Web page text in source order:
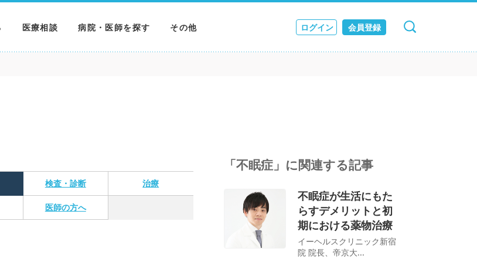
医療相談 病院・医師を探す
病院を探す
その他
MNニュース
ログイン 会員登録
検索 キャンセル
検査・診断 治療
医師の方へ
「不眠症」に関連する記事
不眠症が生活にもた
らすデメリットと初
期における薬物治療
イーヘルスクリニック新宿
院 院長、帝京大...